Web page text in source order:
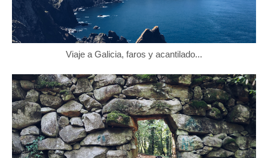
Viaje a Galicia, faros y acantilado...